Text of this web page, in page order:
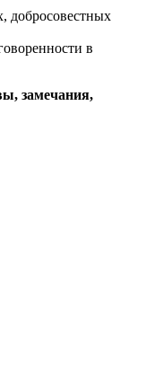
добросовестных
в
замечания,